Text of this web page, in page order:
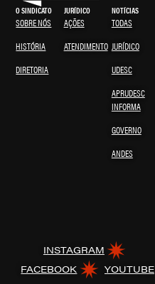
O SINDICATO
SOBRE NÓS
HISTÓRIA
DIRETORIA
JURÍDICO
AÇÕES
ATENDIMENTO
NOTÍCIAS
TODAS
JURÍDICO
UDESC
APRUDESC
INFORMA
GOVERNO
ANDES
INSTAGRAM
FACEBOOK
YOUTUBE